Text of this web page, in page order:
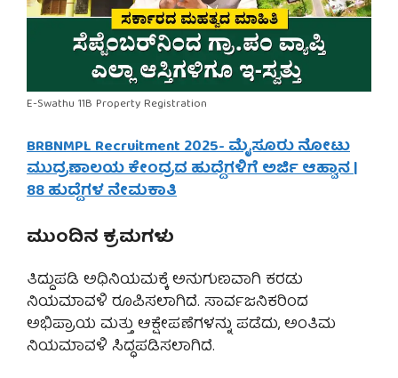
E-Swathu 11B Property Registration
BRBNMPL Recruitment 2025- ಮೈಸೂರು ನೋಟು
ಮುದ್ರಣಾಲಯ ಕೇಂದ್ರದ ಹುದ್ದೆಗಳಿಗೆ ಅರ್ಜಿ ಆಹ್ವಾನ |
88 ಹುದ್ದೆಗಳ ನೇಮಕಾತಿ
ಮುಂದಿನ ಕ್ರಮಗಳು
ತಿದ್ದುಪಡಿ ಅಧಿನಿಯಮಕ್ಕೆ ಅನುಗುಣವಾಗಿ ಕರಡು
ನಿಯಮಾವಳಿ ರೂಪಿಸಲಾಗಿದೆ. ಸಾರ್ವಜನಿಕರಿಂದ
ಅಭಿಪ್ರಾಯ ಮತ್ತು ಆಕ್ಷೇಪಣೆಗಳನ್ನು ಪಡೆದು, ಅಂತಿಮ
ನಿಯಮಾವಳಿ ಸಿದ್ಧಪಡಿಸಲಾಗಿದೆ.